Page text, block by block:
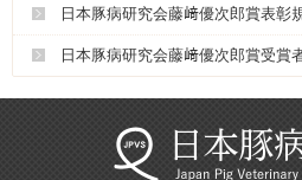
日本豚病研究会藤﨑優次郎賞表彰
日本豚病研究会藤﨑優次郎賞受賞